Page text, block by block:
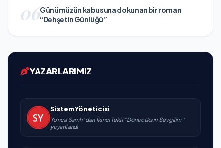
06Günümüzün kabusuna dokunan bir roman
“Dehşetin Günlüğü”
YAZARLARIMIZ
Sistem Yöneticisi
Yonca Samlı ‘dan İkinci Tekli “Donacaksın Sevgilim “
yayımlandı